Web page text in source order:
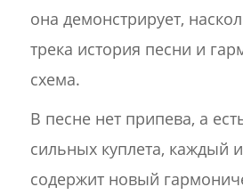
она демонстрирует,
трека история песни и
схема.
В песне нет припева, а
сильных куплета, каждый
содержит новый